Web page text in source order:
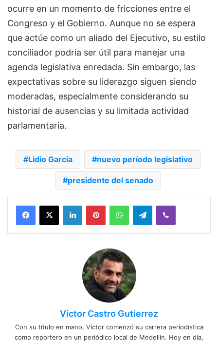
ocurre en un momento de fricciones entre el
Congreso y el Gobierno. Aunque no se espera
que actúe como un aliado del Ejecutivo, su estilo
conciliador podría ser útil para manejar una
agenda legislativa enredada. Sin embargo, las
expectativas sobre su liderazgo siguen siendo
moderadas, especialmente considerando su
historial de ausencias y su limitada actividad
parlamentaria.
Lidio García nuevo período legislativo
presidente del senado
Facebook
X LinkedInPinterestWhatsAppTelegramViber
Víctor Castro Gutierrez
Con su título en mano, Víctor comenzó su carrera periodística
como reportero en un periódico local de Medellín. Hoy en día,